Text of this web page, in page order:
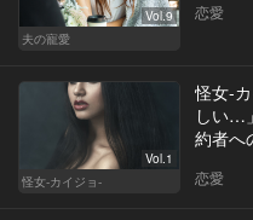
Vol.9
夫の寵愛
恋愛
Vol.1
怪女-カイジョ-
怪女-
しい…
約者へ
恋愛